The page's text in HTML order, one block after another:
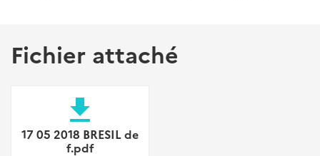
Fichier attaché
file_download
17 05 2018 BRESIL de
f.pdf